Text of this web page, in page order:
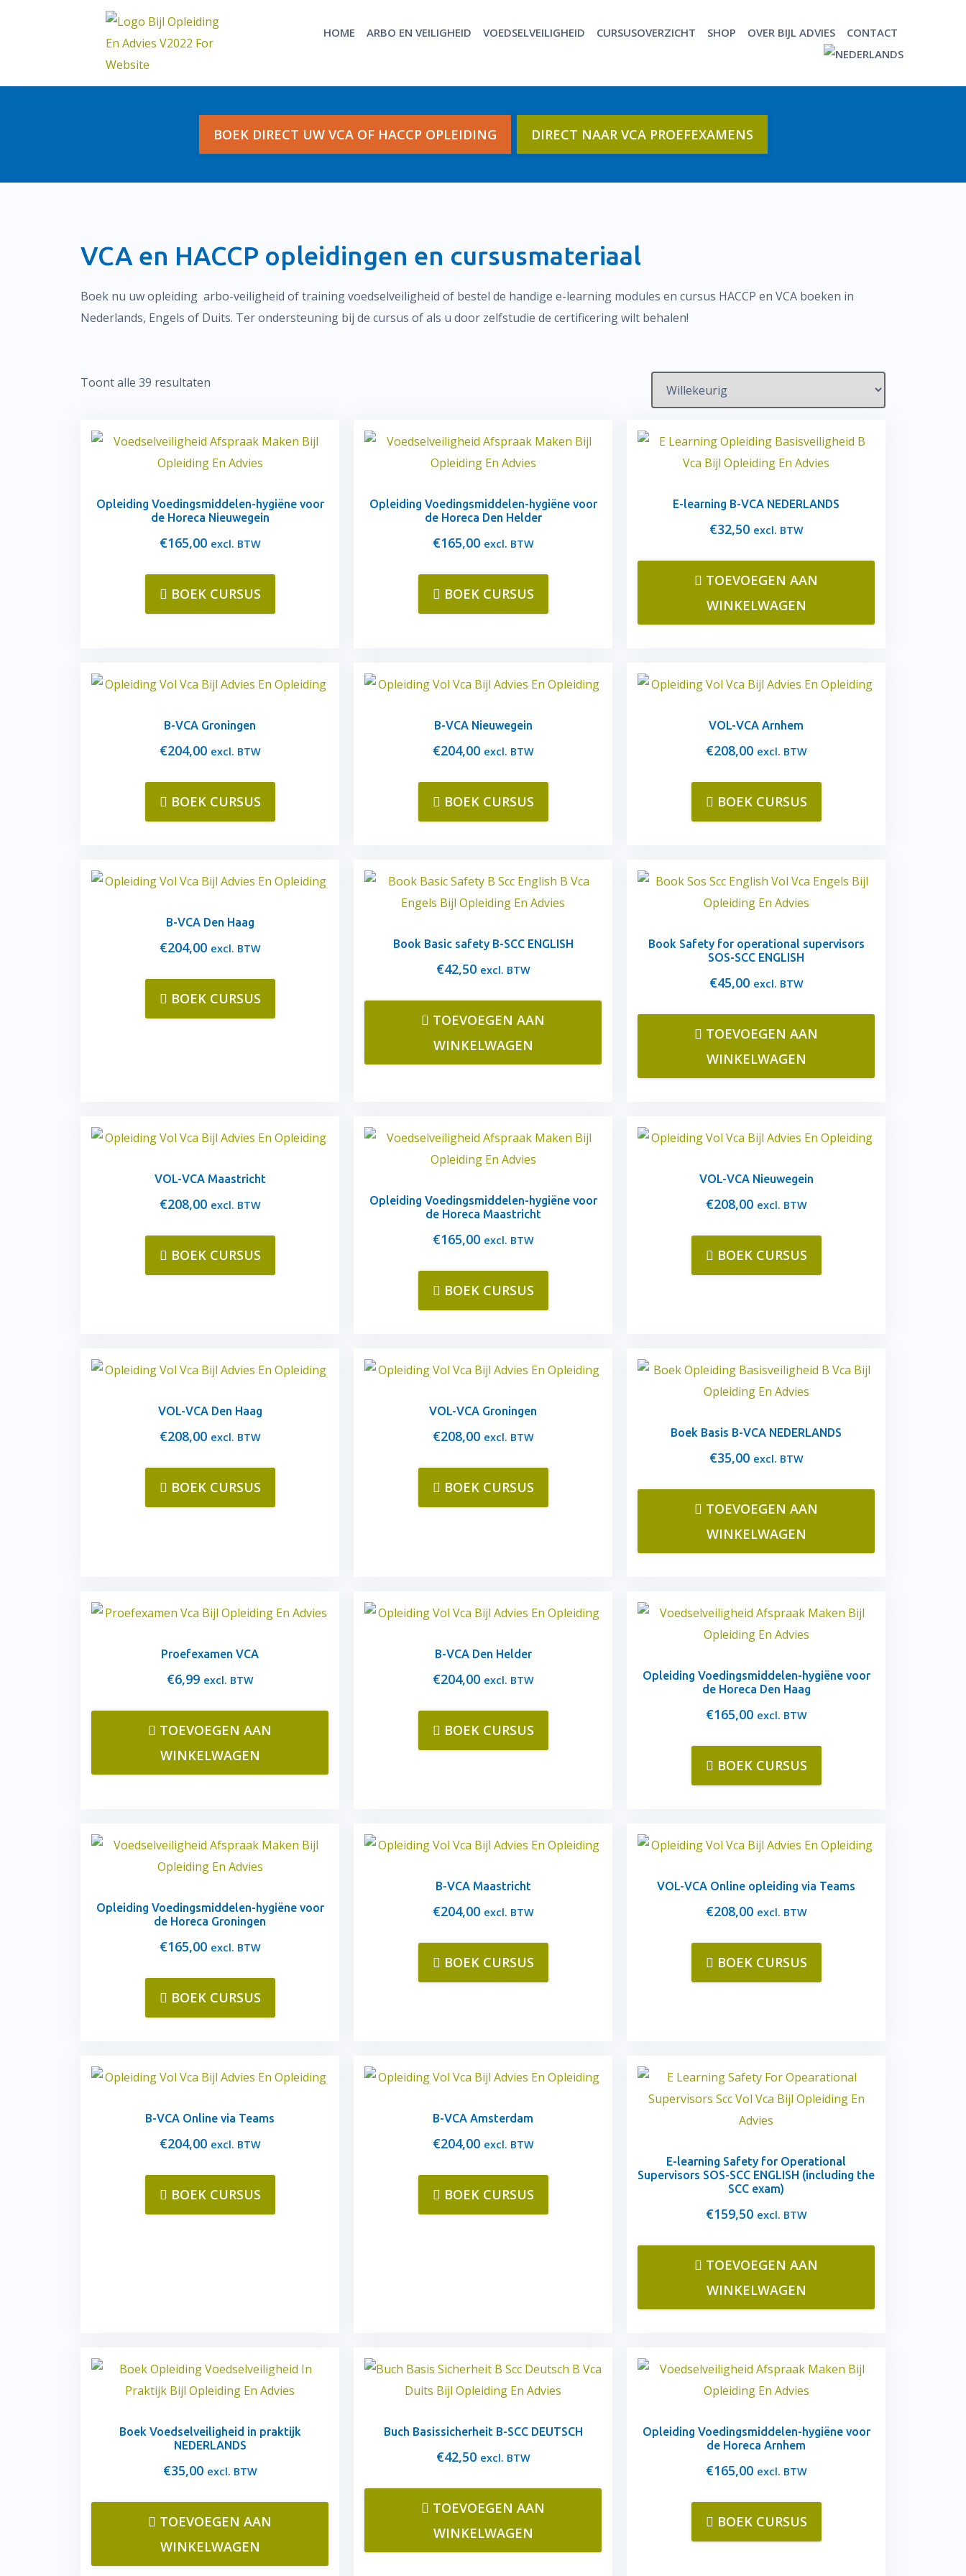
HOME ARBO EN VEILIGHEID VOEDSELVEILIGHEID CURSUSOVERZICHT SHOP OVER BIJL ADVIES CONTACT
BOEK DIRECT UW VCA OF HACCP OPLEIDING DIRECT NAAR VCA PROEFEXAMENS
VCA en HACCP opleidingen en cursusmateriaal
Boek nu uw opleiding arbo-veiligheid of training voedselveiligheid of bestel de handige e-learning modules en cursus HACCP en VCA boeken in
Nederlands, Engels of Duits. Ter ondersteuning bij de cursus of als u door zelfstudie de certificering wilt behalen!
Toont alle 39 resultaten
Opleiding Voedingsmiddelen-hygiëne voor
de Horeca Nieuwegein
€165,00 excl. BTW
BOEK CURSUS
Opleiding Voedingsmiddelen-hygiëne voor
de Horeca Den Helder
€165,00 excl. BTW
BOEK CURSUS
E-learning B-VCA NEDERLANDS
€32,50 excl. BTW
TOEVOEGEN AAN
WINKELWAGEN
B-VCA Groningen
€204,00 excl. BTW
BOEK CURSUS
B-VCA Nieuwegein
€204,00 excl. BTW
BOEK CURSUS
VOL-VCA Arnhem
€208,00 excl. BTW
BOEK CURSUS
B-VCA Den Haag
€204,00 excl. BTW
BOEK CURSUS
Book Basic safety B-SCC ENGLISH
€42,50 excl. BTW
TOEVOEGEN AAN
WINKELWAGEN
Book Safety for operational supervisors
SOS-SCC ENGLISH
€45,00 excl. BTW
TOEVOEGEN AAN
WINKELWAGEN
VOL-VCA Maastricht
€208,00 excl. BTW
BOEK CURSUS
Opleiding Voedingsmiddelen-hygiëne voor
de Horeca Maastricht
€165,00 excl. BTW
BOEK CURSUS
VOL-VCA Nieuwegein
€208,00 excl. BTW
BOEK CURSUS
VOL-VCA Den Haag
€208,00 excl. BTW
BOEK CURSUS
VOL-VCA Groningen
€208,00 excl. BTW
BOEK CURSUS
Boek Basis B-VCA NEDERLANDS
€35,00 excl. BTW
TOEVOEGEN AAN
WINKELWAGEN
Proefexamen VCA
€6,99 excl. BTW
TOEVOEGEN AAN
WINKELWAGEN
B-VCA Den Helder
€204,00 excl. BTW
BOEK CURSUS
Opleiding Voedingsmiddelen-hygiëne voor
de Horeca Den Haag
€165,00 excl. BTW
BOEK CURSUS
Opleiding Voedingsmiddelen-hygiëne voor
de Horeca Groningen
€165,00 excl. BTW
BOEK CURSUS
B-VCA Maastricht
€204,00 excl. BTW
BOEK CURSUS
VOL-VCA Online opleiding via Teams
€208,00 excl. BTW
BOEK CURSUS
B-VCA Online via Teams
€204,00 excl. BTW
BOEK CURSUS
B-VCA Amsterdam
€204,00 excl. BTW
BOEK CURSUS
E-learning Safety for Operational
Supervisors SOS-SCC ENGLISH (including the
SCC exam)
€159,50 excl. BTW
TOEVOEGEN AAN
WINKELWAGEN
Boek Voedselveiligheid in praktijk
NEDERLANDS
€35,00 excl. BTW
TOEVOEGEN AAN
WINKELWAGEN
Buch Basissicherheit B-SCC DEUTSCH
€42,50 excl. BTW
TOEVOEGEN AAN
WINKELWAGEN
Opleiding Voedingsmiddelen-hygiëne voor
de Horeca Arnhem
€165,00 excl. BTW
BOEK CURSUS